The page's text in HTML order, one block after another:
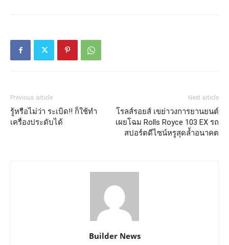
Previous article
รู้หรือไม่ว่า ระเบิด!! ก็ใช้ทำ
เครื่องประดับได้
Next article
โรลส์รอยส์ เขย่าวงการยานยนต์
เผยโฉม Rolls Royce 103 EX รถ
สปอร์ตดีไซน์หรูสุดล้ำอนาคต
Builder News